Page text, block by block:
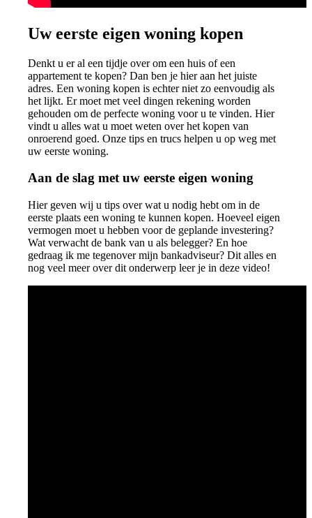
Uw eerste eigen woning kopen
Denkt u er al een tijdje over om een huis of een
appartement te kopen? Dan ben je hier aan het juiste
adres. Een woning kopen is echter niet zo eenvoudig als
het lijkt. Er moet met veel dingen rekening worden
gehouden om de perfecte woning voor u te vinden. Hier
vindt u alles wat u moet weten over het kopen van
onroerend goed. Onze tips en trucs helpen u op weg met
uw eerste woning.
Aan de slag met uw eerste eigen woning
Hier geven wij u tips over wat u nodig hebt om in de
eerste plaats een woning te kunnen kopen. Hoeveel eigen
vermogen moet u hebben voor de geplande investering?
Wat verwacht de bank van u als belegger? En hoe
gedraag ik me tegenover mijn bankadviseur? Dit alles en
nog veel meer over dit onderwerp leer je in deze video!